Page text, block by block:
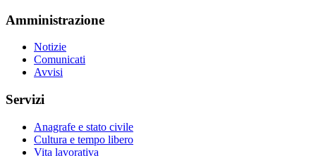
Amministrazione
Notizie
Comunicati
Avvisi
Servizi
Anagrafe e stato civile
Cultura e tempo libero
Vita lavorativa